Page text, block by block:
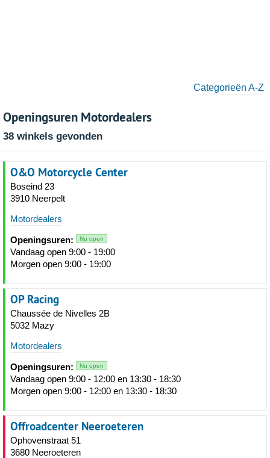
Categorieën A-Z
Openingsuren Motordealers
38 winkels gevonden
O&O Motorcycle Center
Boseind 23
3910 Neerpelt
Motordealers
Openingsuren: Nu open
Vandaag open 9:00 - 19:00
Morgen open 9:00 - 19:00
OP Racing
Chaussée de Nivelles 2B
5032 Mazy
Motordealers
Openingsuren: Nu open
Vandaag open 9:00 - 12:00 en 13:30 - 18:30
Morgen open 9:00 - 12:00 en 13:30 - 18:30
Offroadcenter Neeroeteren
Ophovenstraat 51
3680 Neeroeteren